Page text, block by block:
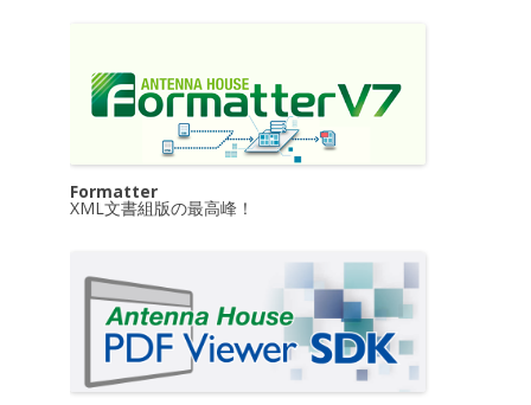
Formatter
XML文書組版の最高峰！